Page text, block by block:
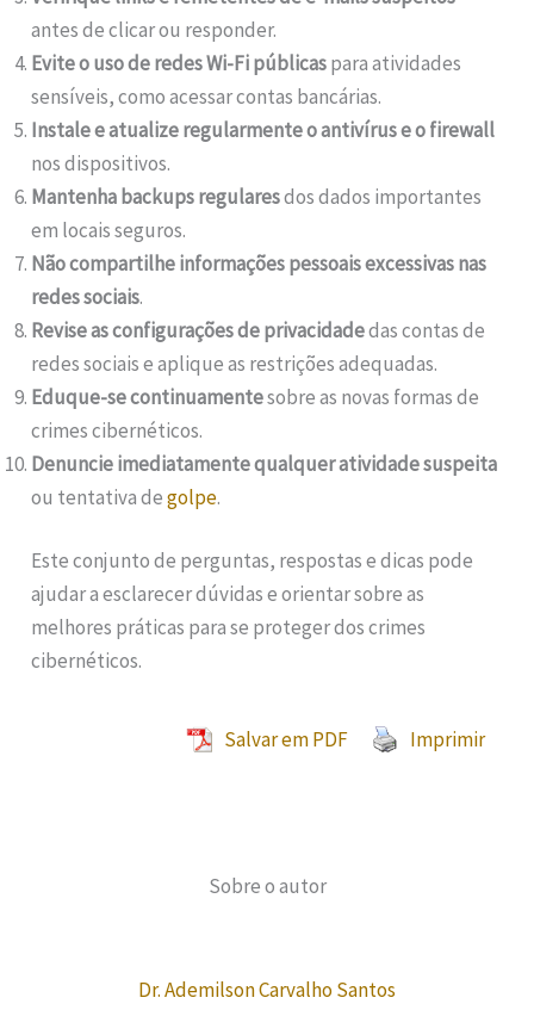
antes de clicar ou responder.
Evite o uso de redes Wi-Fi públicaspara atividades
sensíveis, como acessar contas bancárias.
Instale e atualize regularmente o antivírus e o firewall
nos dispositivos.
Mantenha backups regularesdos dados importantes
em locais seguros.
Não compartilhe informações pessoais excessivas nas
redes sociais.
Revise as configurações de privacidadedas contas de
redes sociais e aplique as restrições adequadas.
Eduque-se continuamentesobre as novas formas de
crimes cibernéticos.
Denuncie imediatamente qualquer atividade suspeita
ou tentativa degolpe.
Este conjunto de perguntas, respostas e dicas pode
ajudar a esclarecer dúvidas e orientar sobre as
melhores práticas para se proteger dos crimes
cibernéticos.
Salvar em PDF Imprimir
Sobre o autor
Dr. Ademilson Carvalho Santos